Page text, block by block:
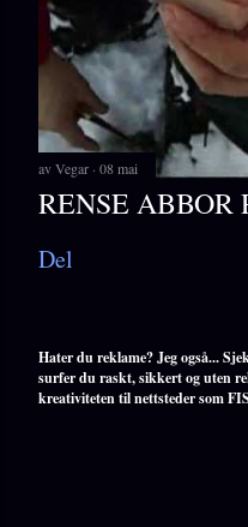
avVegar 08 mai
RENSE ABBOR
Del
Hater du reklame? Jeg også...
surfer du raskt, sikkert og uten
kreativiteten til nettsteder som